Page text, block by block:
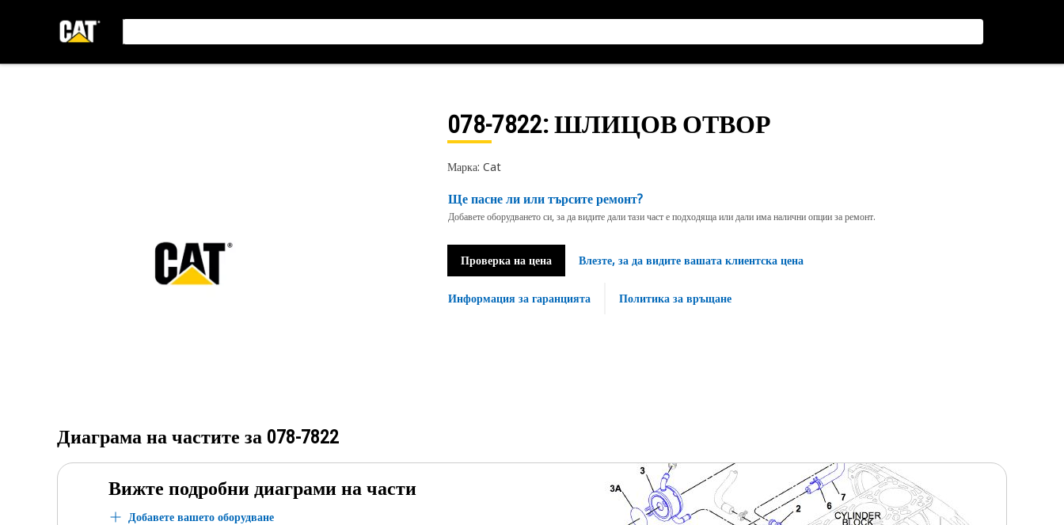
078-7822: ШЛИЦОВ ОТВОР
Марка: Cat
Ще пасне ли или търсите ремонт?
Добавете оборудването си, за да видите дали тази част е подходяща или дали има налични опции за ремонт.
Проверка на цена Влезте, за да видите вашата клиентска цена
Информация за гаранцията Политика за връщане
Диаграма на частите за 078-7822
Вижте подробни диаграми на части
Добавете вашето оборудване